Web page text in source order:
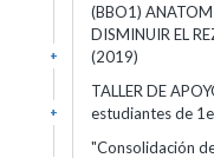
(BBO1)
DISMINUIR EL
(2019)
+
TALLER DE
estudiantes de
+
"Consolidación